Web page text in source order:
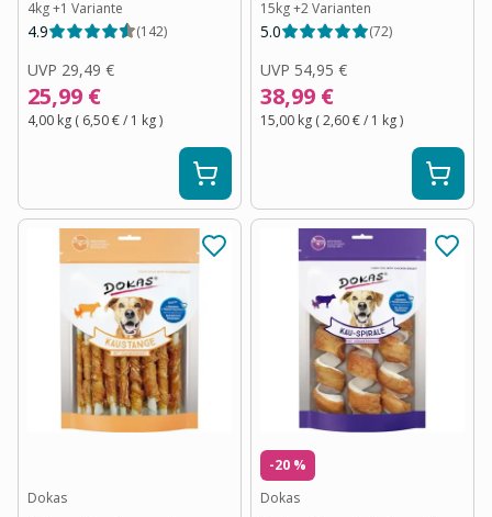
4kg+1 Variante
4.9 (142)
UVP 29,49 €
25,99 €
4,00 kg ( 6,50 €/ 1 kg)
15kg+2Varianten
5.0 (72)
UVP 54,95 €
38,99 €
15,00 kg (2,60 €/ 1 kg)
Dokas
-20 %
Dokas